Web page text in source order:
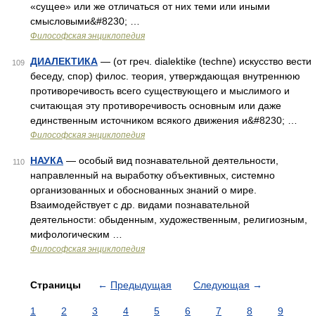
«сущее» или же отличаться от них теми или иными
смысловыми&#8230; …
Философская энциклопедия
109 ДИАЛЕКТИКА — (от греч. dialektike (techne) искусство вести
беседу, спор) филос. теория, утверждающая внутреннюю
противоречивость всего существующего и мыслимого и
считающая эту противоречивость основным или даже
единственным источником всякого движения и&#8230; …
Философская энциклопедия
110 НАУКА — особый вид познавательной деятельности,
направленный на выработку объективных, системно
организованных и обоснованных знаний о мире.
Взаимодействует с др. видами познавательной
деятельности: обыденным, художественным, религиозным,
мифологическим …
Философская энциклопедия
Страницы ← Предыдущая Следующая →
1 2 3 4 5 6 7 8
9